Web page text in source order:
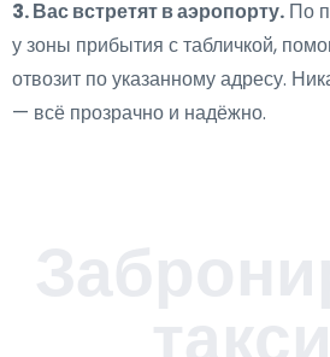
3. Вас встретят в аэропорту. По
у зоны прибытия с табличкой,
отвозит по указанному адресу.
— всё прозрачно и надёжно.